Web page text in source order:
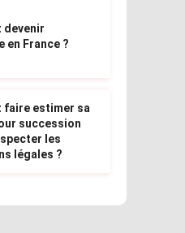
devenir
en France ?
faire estimer sa
succession
les
légales ?